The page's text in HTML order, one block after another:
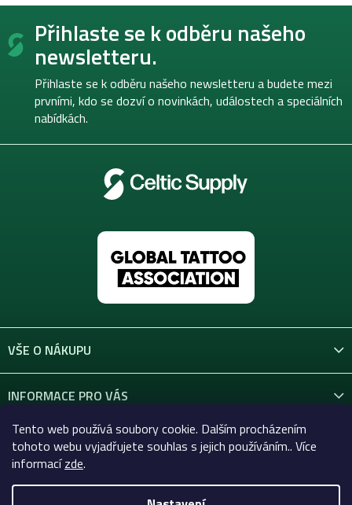
Tento web používá soubory cookie. Dalším procházením
tohoto webu vyjadřujete souhlas s jejich používáním.. Více
informacízde.
Z
Přihlaste se k odběru našeho
newsletteru.
Přihlaste se k odběru našeho newsletteru a budete mezi
prvními, kdo se dozví o novinkách, událostech a speciálních
nabídkách.
VŠE O NÁKUPU
INFORMACE PRO VÁS
KONTAKT